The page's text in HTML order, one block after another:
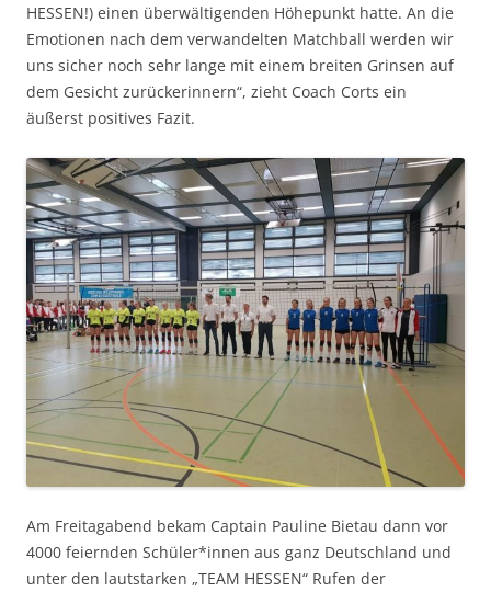
HESSEN!) einen überwältigenden Höhepunkt hatte. An die
Emotionen nach dem verwandelten Matchball werden wir
uns sicher noch sehr lange mit einem breiten Grinsen auf
dem Gesicht zurückerinnern“, zieht Coach Corts ein
äußerst positives Fazit.
Am Freitagabend bekam Captain Pauline Bietau dann vor
4000 feiernden Schüler*innen aus ganz Deutschland und
unter den lautstarken „TEAM HESSEN“ Rufen der